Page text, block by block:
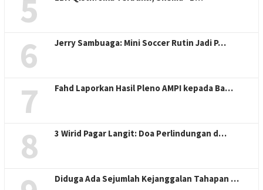
5
6 Jerry Sambuaga: Mini Soccer Rutin Jadi P…
7 Fahd Laporkan Hasil Pleno AMPI kepada Ba…
8 3 Wirid Pagar Langit: Doa Perlindungan d…
Diduga Ada Sejumlah Kejanggalan Tahapan …